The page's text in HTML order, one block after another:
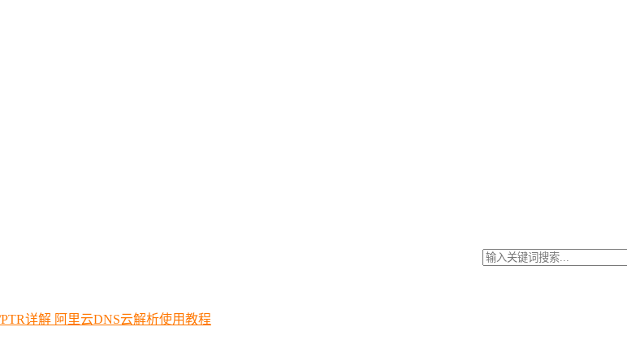
阿里云DNS云解析使用教程